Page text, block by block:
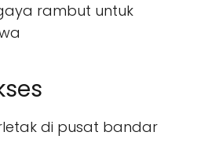
rambut untuk
di pusat bandar